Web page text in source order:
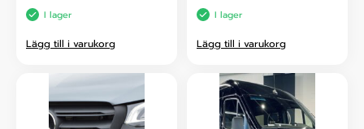
I lager
Lägg till i varukorg
I lager
Lägg till i varukorg